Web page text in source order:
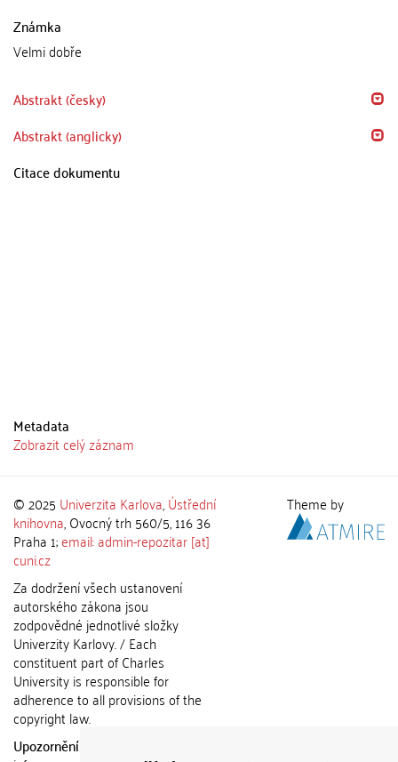
Známka
Velmi dobře
Abstrakt (česky)
Abstrakt (anglicky)
Citace dokumentu
Metadata
Zobrazit celý záznam
© 2025 Univerzita Karlova,Ústřední
knihovna, Ovocný trh 560/5, 116 36
Praha 1;email: admin-repozitar [at]
cuni.cz
Za dodržení všech ustanovení
autorského zákona jsou
zodpovědné jednotlivé složky
Univerzity Karlovy. / Each
constituent part of Charles
University is responsible for
adherence to all provisions of the
copyright law.
Upozornění / Notice:
Theme by